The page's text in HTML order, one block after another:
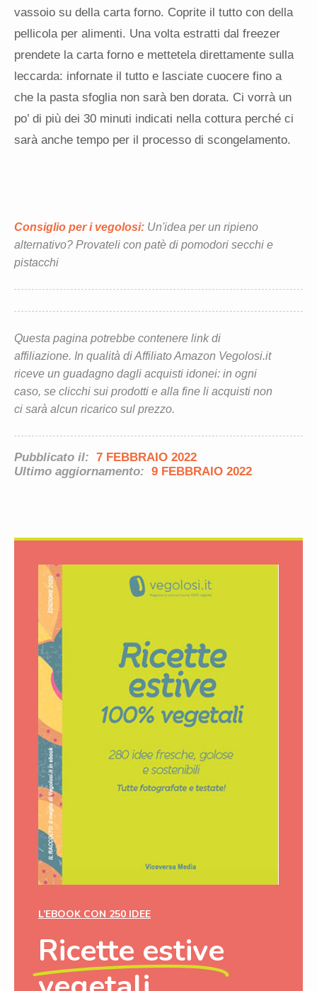
vassoio su della carta forno. Coprite il tutto con della
pellicola per alimenti. Una volta estratti dal freezer
prendete la carta forno e mettetela direttamente sulla
leccarda: infornate il tutto e lasciate cuocere fino a
che la pasta sfoglia non sarà ben dorata. Ci vorrà un
po’ di più dei 30 minuti indicati nella cottura perché ci
sarà anche tempo per il processo di scongelamento.
Consiglio per i vegolosi: Un'idea per un ripieno
alternativo? Provateli con patè di pomodori secchi e
pistacchi
Questa pagina potrebbe contenere link di
affiliazione. In qualità di Affiliato Amazon Vegolosi.it
riceve un guadagno dagli acquisti idonei: in ogni
caso, se clicchi sui prodotti e alla fine li acquisti non
ci sarà alcun ricarico sul prezzo.
Pubblicato il: 7 FEBBRAIO 2022
Ultimo aggiornamento: 9 FEBBRAIO 2022
L’EBOOK CON 250 IDEE
Ricette estive